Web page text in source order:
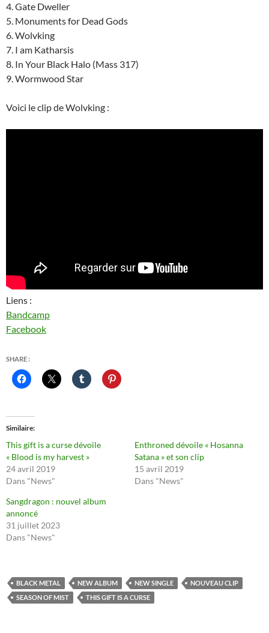
4. Gate Dweller
5. Monuments for Dead Gods
6. Wolvking
7. I am Katharsis
8. In Your Black Halo (Mass 317)
9. Wormwood Star
Voici le clip de Wolvking :
Liens :
Bandcamp
Facebook
SHARE :
Similaire
This gift is a curse dévoile
« Blood is my harvest »
24 avril 2019
Dans "News"
Enthroned dévoile « Hosanna
Satana » et son clip
15 avril 2019
Dans "News"
Sangdragon : nouvel album
annoncé
31 juillet 2023
Dans "News"
BLACK METAL NEW ALBUM NEW SINGLE
NOUVEAU CLIP
SEASON OF MIST
THIS GIFT IS A CURSE